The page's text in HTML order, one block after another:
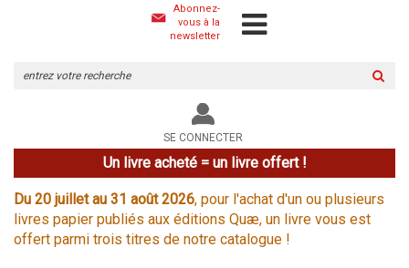
Abonnez-
vous à la
newsletter
le
site
SE CONNECTER
Un livre acheté = un livre offert !
Du 20 juillet au 31 août 2026, pour l'achat d'un ou plusieurs
livres papier publiés aux éditions Quæ, un livre vous est
offert parmi trois titres de notre catalogue !